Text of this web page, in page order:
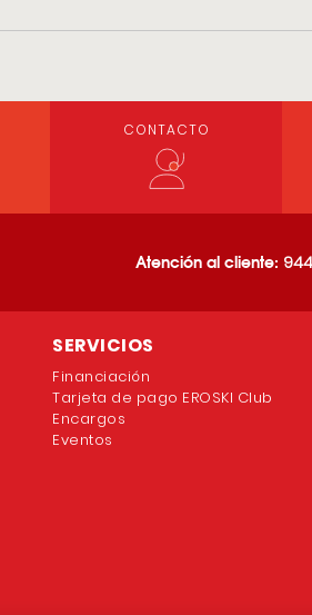
CONTACTO
Atención al cliente:
SERVICIOS
Financiación
Tarjeta de pago EROSKI Club
Encargos
Eventos